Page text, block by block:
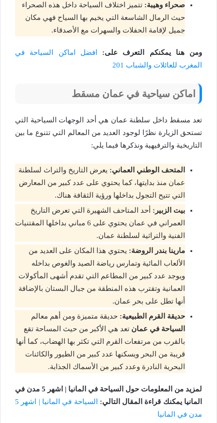
صحراء وهيبة: تتميز اختلاف السياحة داخل هذه الصحراء
حيث الرمال الشاسعة التي يخيم بها السياح فهي مكان
جميل لإقامة الحفلات والسهرات مع الأصدقاء.
ومن هنا يمكنكم التعرف على:
افضل اماكن السياحة في
المغرب للعائلات والشباب 201
اماكن سياحية في عمان مسقط
تعد مسقط داخل سلطنة عمان هي أحد الوجهات السياحية التي
تستحق الزيارة نظرًا لوجود العديد من المعالم التي تتنوع ما بين
التاريخية والترفيهية ونذكرها فيما يلي:
المتحف الوطني العماني: يعرض التاريخ والتراث لسلطنة
عمان منذ بدايتها، كما يحتوي على عدد كبير من المعارض
التي تتيح التجول بداخلها ورؤية الثقافة هناك.
بيت الزبير: أحد المتاحف الشهيرة التي تعرض التاريخ
العمراني في عمان يحتوي على 6 مباني بداخلها المقتنيات
الفنية والتراثية لسلطنة عمان.
مارينا بندر الروضة: يحتوي هذا المكان على العديد من
الألعاب المائية وتمارس رياضة الصيد والغوص بداخله
ويوجد عدد كبير من المطاعم التي تقدم أشهى المأكولات
العمانية وتقترب هذه المنطقة من جبال البستان بالإضافة
أنها تطل على بحر عمان.
حديقة القرم الطبيعية: حديقة متميزة ومن أهم معالم
السياحة في عمان تعد هي الأكبر من حيث المساحة تقع
بالقرب من مرتفعات القرم التي تكثر بها الهضاب، كما أنها
قريبة من البحر ويسكنها عدد كبير من الطيور والكائنات
البحرية النادرة وعدد كبير من الأسماك الجذابة.
لمزيد من المعلومات حول السياحة في المانيا | اشهر 5 مدن في
المانيا يمكنك قراءة المقال التالي:
السياحة في المانيا | اشهر 5
مدن في المانيا